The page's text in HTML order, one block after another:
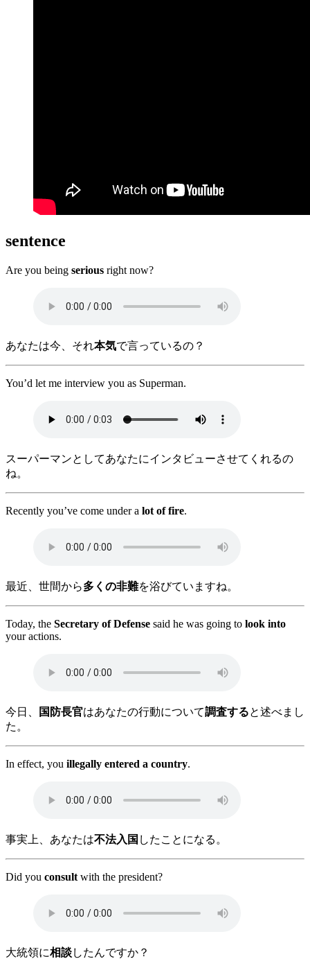
sentence
Are you being serious right now?
あなたは今、それ本気で言っているの？
You’d let me interview you as Superman.
スーパーマンとしてあなたにインタビューさせてくれるの
ね。
Recently you’ve come under a lot of fire.
最近、世間から多くの非難を浴びていますね。
Today, the Secretary of Defense said he was going to look into
your actions.
今日、 国防長官はあなたの行動について調査すると述べまし
た。
In effect, you illegally entered a country.
事実上、あなたは不法入国 したことになる。
Did you consult with the president?
大統領に相談したんですか？